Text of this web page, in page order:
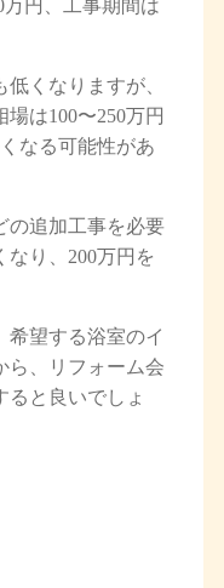
万円、工事期間は
くなりますが、
は100〜250万円
なる可能性があ
の追加工事を必要
なり、200万円を
希望する浴室のイ
ら、リフォーム会
ると良いでしょ